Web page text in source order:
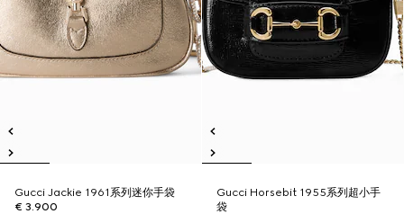
Gucci Jackie 1961系列迷你手袋
€ 3.900
Gucci Horsebit 1955系列超小手
袋